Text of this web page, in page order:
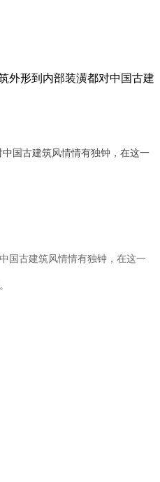
外形到内部装潢都对中国古建
国古建筑风情情有独钟，在这一
国古建筑风情情有独钟，在这一